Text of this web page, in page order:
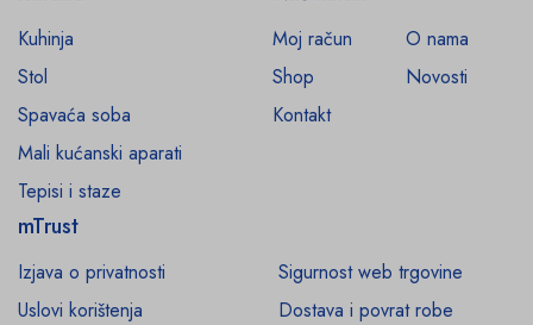
Kuhinja
Stol
Spavaća soba
Mali kućanski aparati
Tepisi i staze
Moj račun
O nama
Shop
Novosti
Kontakt
mTrust
Izjava o privatnosti
Sigurnost web trgovine
Uslovi korištenja
Dostava i povrat robe